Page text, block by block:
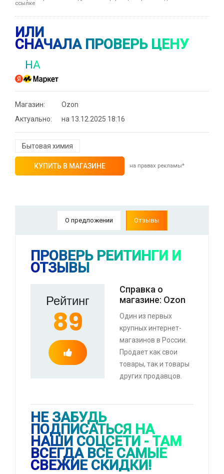
ссылке
ИЛИ
СНАЧАЛА ПРОВЕРЬ ЦЕНУ
НА
Магазин:
Ozon
Актуально:
на 13.12.2025 18:16
Бытовая химия
КУПИТЬ В МАГАЗИНЕ на правах рекламы*
О предложении Отзывы
ПРОВЕРЬ РЕЙТИНГИ И
ОТЗЫВЫ
Рейтинг
89
Справка о
магазине: Ozon
Один из первых
крупных интернет-
магазинов в России.
Продает как свои
товары, так и товары
других продавцов.
НЕ ЗАБУДЬ
ПОДПИСАТЬСЯ НА
НАШИ СОЦСЕТИ - ТАМ
ВСЕГДА ВСЕ САМЫЕ
СВЕЖИЕ СКИДКИ!
⚡ Скидка до 25% при оплате платежной
системой Пэй (макс. скидка 4320₽,
индивидуально, возможно сработает не у
🔥 0 руб. | КУПИТЬ
⚡ Туалетный блок Бреф Сила-Актив Лимонная
свежесть, 4 блока, 200г (с картой OZON)
⚡ Смартфон black fox b2 2+16 Гб
🔥 1490 руб. |КУПИТЬ